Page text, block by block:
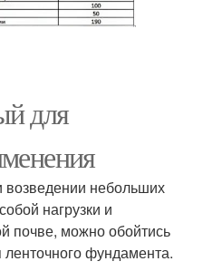
для
возведении небольших
нагрузки и
почве, можно обойтись
фундамента.